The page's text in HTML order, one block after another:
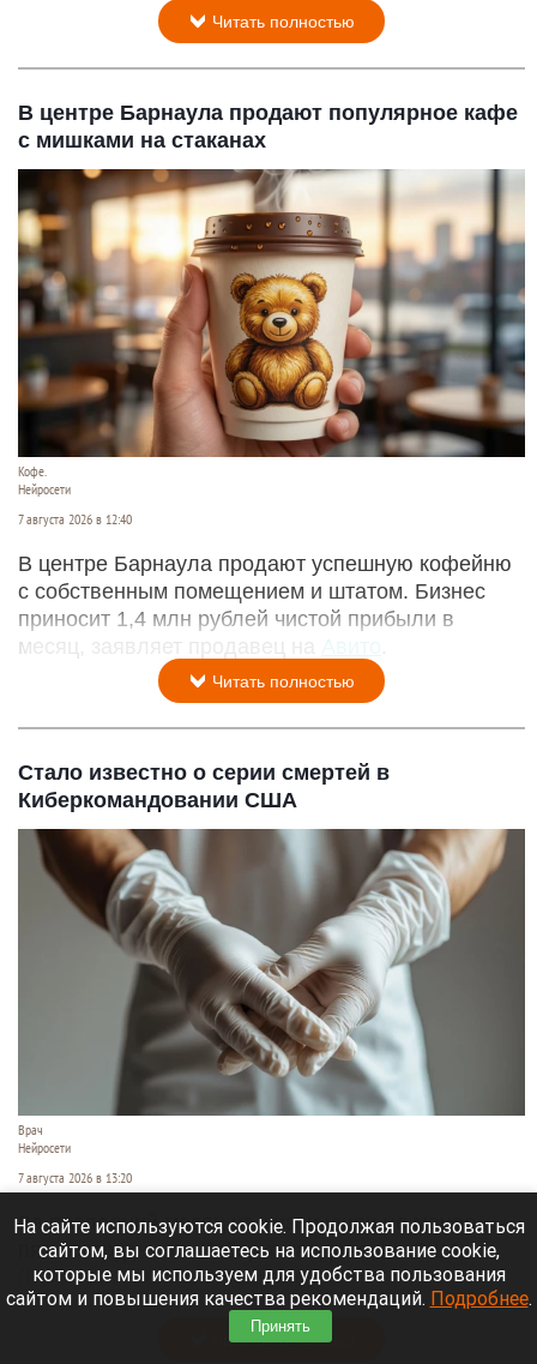
Читать полностью
В центре Барнаула продают популярное кафе
с мишками на стаканах
Кофе.
Нейросети
7 августа 2026 в 12:40
В центре Барнаула продают успешную кофейню
с собственным помещением и штатом. Бизнес
приносит 1,4 млн рублей чистой прибыли в
месяц, заявляет продавец на
Авито
Читать полностью
Стало известно о серии смертей в
Киберкомандовании США
Врач
Нейросети
7 августа 2026 в 13:20
За последний месяц из жизни ушли не менее
пяти сотрудников Киберкомандования США
(USCYBERCOM) и специалистов
аффилированных с ним организаций.
Читать полностью
На сайте используются cookie. Продолжая пользоваться
сайтом, вы соглашаетесь на использование cookie,
которые мы используем для удобства пользования
сайтом и повышения качества рекомендаций. Подробнее.
Принять